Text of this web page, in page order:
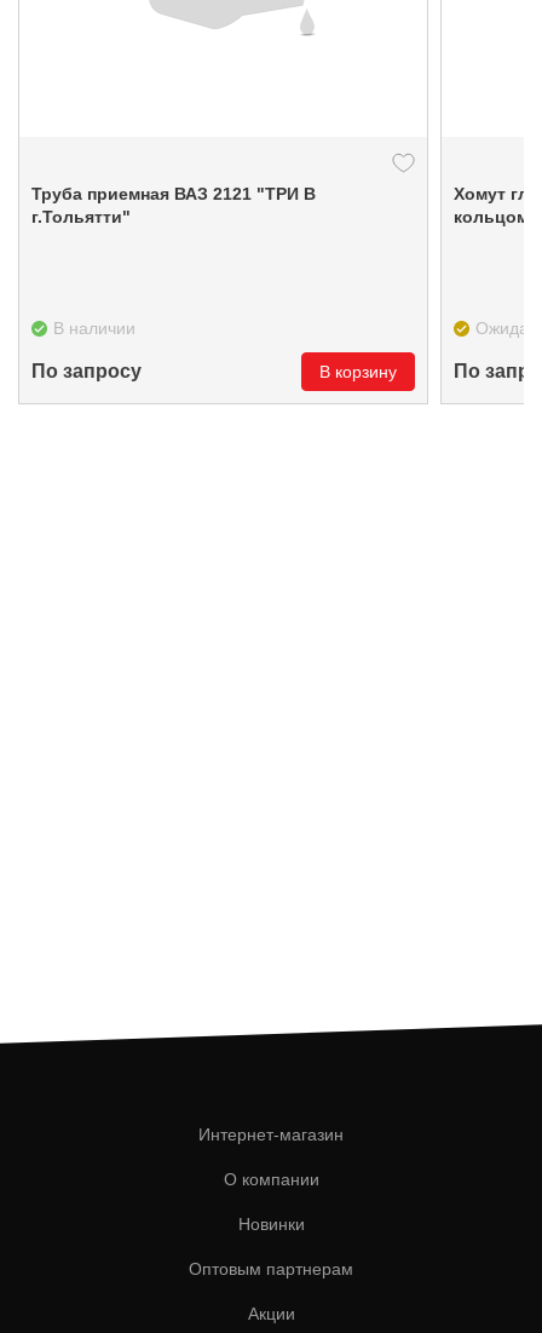
Труба приемная ВАЗ 2121 "ТРИ В
г.Тольятти"
В наличии
По запросу В корзину
Хомут
По
Интернет-магазин
О компании
Новинки
Оптовым партнерам
Акции